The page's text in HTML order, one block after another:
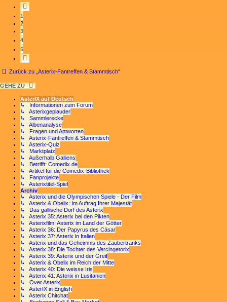
1
2
3
4
5
Zurück zu „Asterix-Fantreffen & Stammtisch“
GEHE ZU
AsterIX auf Deutsch
↳ Informationen zum Forum
↳ Asterixgeplauder
↳ Sammlerecke
↳ Albenanalyse
↳ Fragen und Antworten
↳ Asterix-Fantreffen & Stammtisch
↳ Asterix-Quiz
↳ Marktplatz
↳ Außerhalb Galliens
↳ Betrifft: Comedix.de
↳ Artikel für die Comedix-Bibliothek
↳ Fanprojekte
↳ Asterixtitel-Spiel
Archiv
↳ Asterix und die Olympischen Spiele - Der Film
↳ Asterix & Obelix: Im Auftrag Ihrer Majestät
↳ Das gallische Dorf des Asterix
↳ Asterix 35: Asterix bei den Pikten
↳ Asterixfilm: Asterix im Land der Götter
↳ Asterix 36: Der Papyrus des Cäsar
↳ Asterix 37: Asterix in Italien
↳ Asterix und das Geheimnis des Zaubertranks
↳ Asterix 38: Die Tochter des Vercingetorix
↳ Asterix 39: Asterix und der Greif
↳ Asterix & Obelix im Reich der Mitte
↳ Asterix 40: Die weisse Iris
↳ Asterix 41: Asterix in Lusitanien
↳ Over Asterix
↳ AsterIX in English
↳ Asterix Chitchat